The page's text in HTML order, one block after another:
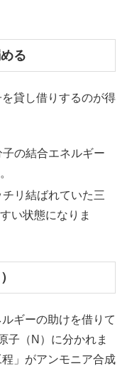
る
貸し借りするのが得
の結合エネルギー
リ結ばれていた三
い状態になりま
ギーの助けを借りて
子（N）に分かれま
」がアンモニア合成